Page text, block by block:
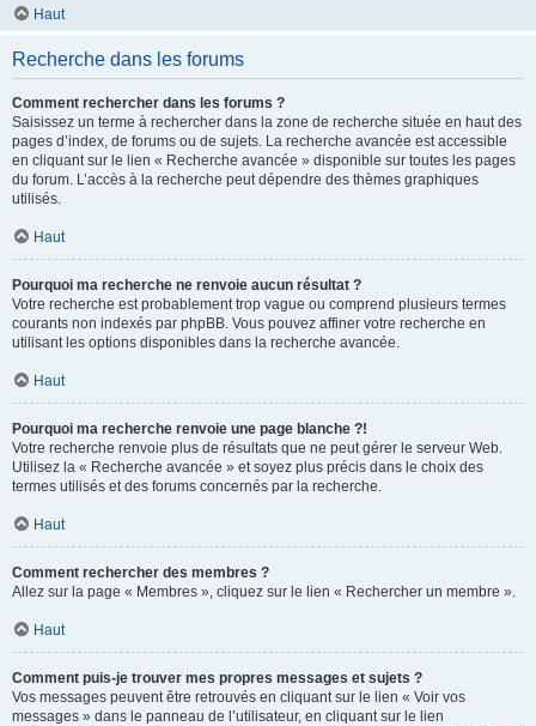
Haut
Recherche dans les forums
Comment rechercher dans les forums ?
Saisissez un terme à rechercher dans la zone de recherche située en haut des
pages d’index, de forums ou de sujets. La recherche avancée est accessible
en cliquant sur le lien « Recherche avancée » disponible sur toutes les pages
du forum. L’accès à la recherche peut dépendre des thèmes graphiques
utilisés.
Haut
Pourquoi ma recherche ne renvoie aucun résultat ?
Votre recherche est probablement trop vague ou comprend plusieurs termes
courants non indexés par phpBB. Vous pouvez affiner votre recherche en
utilisant les options disponibles dans la recherche avancée.
Haut
Pourquoi ma recherche renvoie une page blanche ?!
Votre recherche renvoie plus de résultats que ne peut gérer le serveur Web.
Utilisez la « Recherche avancée » et soyez plus précis dans le choix des
termes utilisés et des forums concernés par la recherche.
Haut
Comment rechercher des membres ?
Allez sur la page « Membres », cliquez sur le lien « Rechercher un membre ».
Haut
Comment puis-je trouver mes propres messages et sujets ?
Vos messages peuvent être retrouvés en cliquant sur le lien « Voir vos
messages » dans le panneau de l’utilisateur, en cliquant sur le lien